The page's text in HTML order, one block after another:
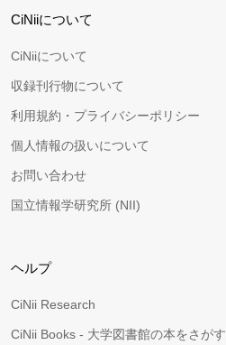
CiNiiについて
CiNiiについて
収録刊行物について
利用規約・プライバシーポリシー
個人情報の扱いについて
お問い合わせ
国立情報学研究所 (NII)
ヘルプ
CiNii Research
CiNii Books - 大学図書館の本をさがす